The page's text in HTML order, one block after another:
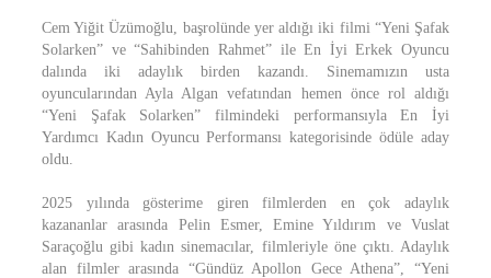
Cem Yiğit Üzümoğlu, başrolünde yer aldığı iki filmi “Yeni Şafak
Solarken” ve “Sahibinden Rahmet” ile En İyi Erkek Oyuncu
dalında iki adaylık birden kazandı. Sinemamızın usta
oyuncularından Ayla Algan vefatından hemen önce rol aldığı
“Yeni Şafak Solarken” filmindeki performansıyla En İyi
Yardımcı Kadın Oyuncu Performansı kategorisinde ödüle aday
oldu.
2025 yılında gösterime giren filmlerden en çok adaylık
kazananlar arasında Pelin Esmer, Emine Yıldırım ve Vuslat
Saraçoğlu gibi kadın sinemacılar, filmleriyle öne çıktı. Adaylık
alan filmler arasında “Gündüz Apollon Gece Athena”, “Yeni